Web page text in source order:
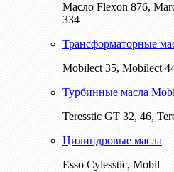
Масло Flexon 876,
334
Трансформаторные
Mobilect 35, Mobilect
Турбинные масла
Teresstic GT 32, 46,
Цилиндровые масла
Esso Cylesstic, Mobil